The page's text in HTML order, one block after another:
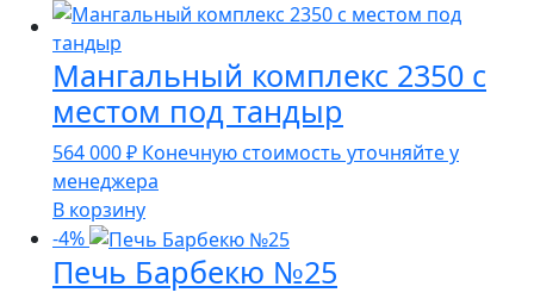
Мангальный комплекс 2350 с
местом под тандыр
564 000₽ Конечную стоимость уточняйте у
менеджера
В корзину
-4%
Печь Барбекю №25